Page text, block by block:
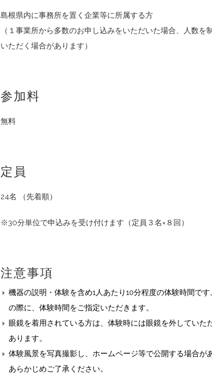
島根県内に事務所を置く企業等に所属する方
（１事業所から多数のお申し込みをいただいた場合、人数を
いただく場合があります）
参加料
無料
定員
24名 （先着順）
※30分単位で申込みを受け付けます（定員３名×８回）
注意事項
機器の説明・体験を含め1人あたり10分程度の体験時間で
の際に、体験時間をご指定いただきます。
眼鏡を着用されている方は、体験時には眼鏡を外していた
あります。
体験風景を写真撮影し、ホームページ等で公開する場合が
あらかじめご了承ください。